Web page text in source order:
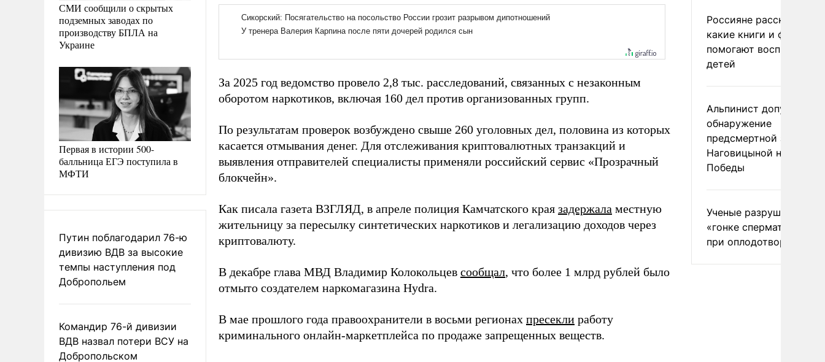
СМИ сообщили о скрытых
подземных заводах по
производству БПЛА на
Украине
Первая в истории 500-
балльница ЕГЭ поступила в
МФТИ
Путин поблагодарил 76-ю
дивизию ВДВ за высокие
темпы наступления под
Добропольем
Командир 76-й дивизии
ВДВ назвал потери ВСУ на
Добропольском
За 2025 год ведомство провело 2,8 тыс. расследований, связанных с незаконным
оборотом наркотиков, включая 160 дел против организованных групп.
По результатам проверок возбуждено свыше 260 уголовных дел, половина из которых
касается отмывания денег. Для отслеживания криптовалютных транзакций и
выявления отправителей специалисты применяли российский сервис «Прозрачный
блокчейн».
Как писала газета ВЗГЛЯД, в апреле полиция Камчатского края задержала местную
жительницу за пересылку синтетических наркотиков и легализацию доходов через
криптовалюту.
В декабре глава МВД Владимир Колокольцев сообщал, что более 1 млрд рублей было
отмыто создателем наркомагазина Hydra.
В мае прошлого года правоохранители в восьми регионах пресекли работу
криминального онлайн-маркетплейса по продаже запрещенных веществ.
Россияне рассказали,
какие книги и фильмы
помогают воспитывать
детей
Альпинист допустил
обнаружение
предсмертной записки
Наговицыной на пике
Победы
Ученые разрушили миф
«гонке
при оплодотворении